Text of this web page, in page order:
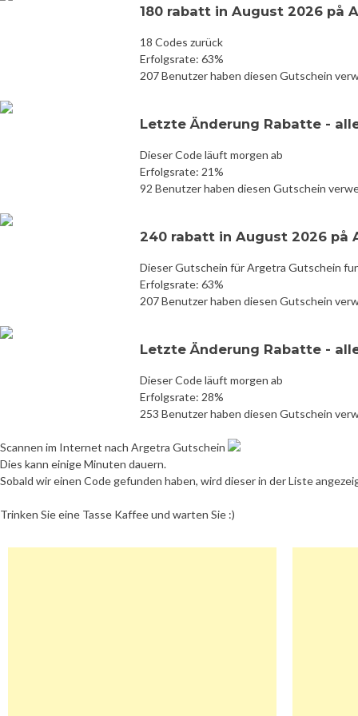
180 rabatt in August 2026 på
18 Codes zurück
Erfolgsrate: 63%
207 Benutzer haben diesen Gutschein
Letzte Änderung Rabatte -
Dieser Code läuft morgen ab
Erfolgsrate: 21%
92 Benutzer haben diesen Gutschein
240 rabatt in August 2026 på
Dieser Gutschein für Argetra Gutschein
Erfolgsrate: 63%
207 Benutzer haben diesen Gutschein
Letzte Änderung Rabatte -
Dieser Code läuft morgen ab
Erfolgsrate: 28%
253 Benutzer haben diesen Gutschein
Scannen im Internet nach Argetra Gutschein
Dies kann einige Minuten dauern.
Sobald wir einen Code gefunden haben, wird dieser in der Liste
Trinken Sie eine Tasse Kaffee und warten Sie :)